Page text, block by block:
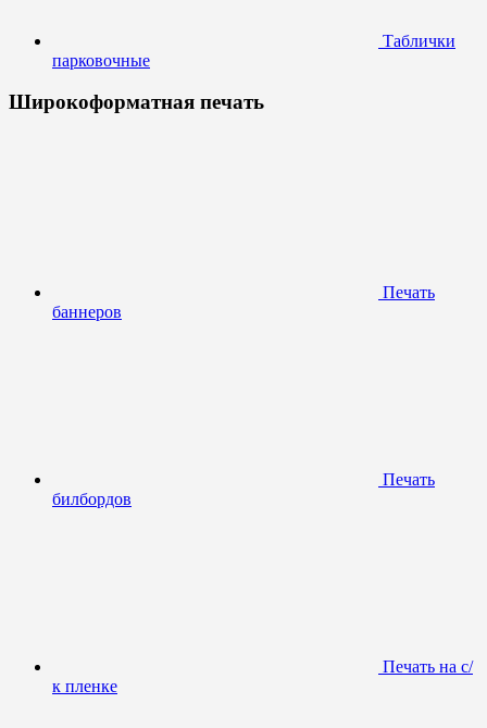
Таблички
парковочные
Широкоформатная печать
Печать
баннеров
Печать
билбордов
Печать на с/
к пленке